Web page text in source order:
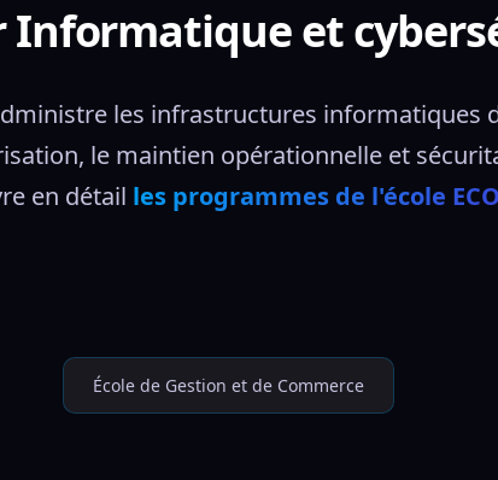
Informatique et
les infrastructures informatiques
le maintien opérationnelle et
en détail les programmes de l'école
École de Gestion et de Commerce